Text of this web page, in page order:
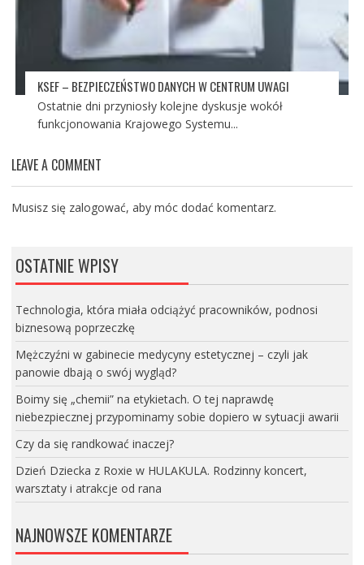
KSEF – BEZPIECZEŃSTWO DANYCH W CENTRUM UWAGI
Ostatnie dni przyniosły kolejne dyskusje wokół
funkcjonowania Krajowego Systemu...
LEAVE A COMMENT
Musisz się zalogować, aby móc dodać komentarz.
OSTATNIE WPISY
Technologia, która miała odciążyć pracowników, podnosi
biznesową poprzeczkę
Mężczyźni w gabinecie medycyny estetycznej – czyli jak
panowie dbają o swój wygląd?
Boimy się „chemii” na etykietach. O tej naprawdę
niebezpiecznej przypominamy sobie dopiero w sytuacji awarii
Czy da się randkować inaczej?
Dzień Dziecka z Roxie w HULAKULA. Rodzinny koncert,
warsztaty i atrakcje od rana
NAJNOWSZE KOMENTARZE